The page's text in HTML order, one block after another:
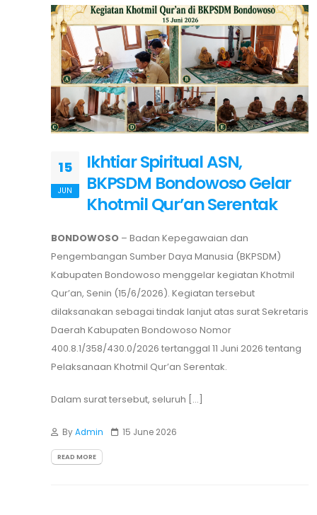
15
JUN
Ikhtiar Spiritual ASN,
BKPSDM Bondowoso Gelar
Khotmil Qur’an Serentak
BONDOWOSO – Badan Kepegawaian dan
Pengembangan Sumber Daya Manusia (BKPSDM)
Kabupaten Bondowoso menggelar kegiatan Khotmil
Qur’an, Senin (15/6/2026). Kegiatan tersebut
dilaksanakan sebagai tindak lanjut atas surat Sekretaris
Daerah Kabupaten Bondowoso Nomor
400.8.1/358/430.0/2026 tertanggal 11 Juni 2026 tentang
Pelaksanaan Khotmil Qur’an Serentak.
Dalam surat tersebut, seluruh [...]
ByAdmin 15 June 2026
READ MORE